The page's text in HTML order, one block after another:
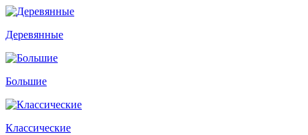
Деревянные
Большие
Классические